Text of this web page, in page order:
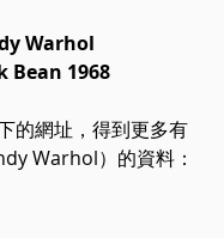
Warhol
Bean 1968
的網址，得到更多有
Warhol）的資料：